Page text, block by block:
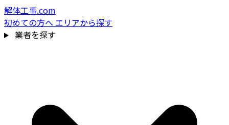
解体工事.com
初めての方へ エリアから探す
業者を探す